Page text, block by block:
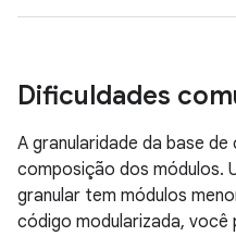
Dificuldades
A granularidade da base de
composição dos módulos.
granular tem módulos
código modularizada, você